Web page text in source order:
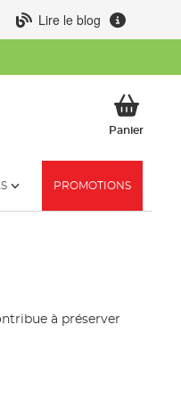
Lire le blog
PanierMon
PROMOTIONS
à préserver